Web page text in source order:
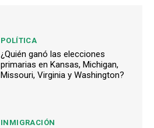
POLÍTICA
¿Quién ganó las elecciones
primarias en Kansas, Michigan,
Missouri, Virginia y Washington?
INMIGRACIÓN